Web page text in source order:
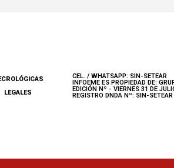
LEGALES
CEL. / WHATSAPP: SIN-SETEAR
INFOEME ES PROPIEDAD DE:
EDICIÓN Nº - VIERNES 31 DE
REGISTRO DNDA Nº: SIN-SETEAR